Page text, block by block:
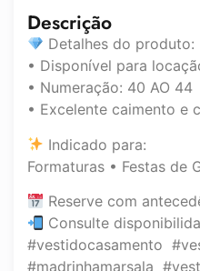
Descrição
Detalhes do produto:
• Disponível para
• Numeração: 40 AO 44
• Excelente caimento e
Indicado para:
Formaturas • Festas de
Reserve com
Consulte
#vestidocasamento
#madrinhamarsala